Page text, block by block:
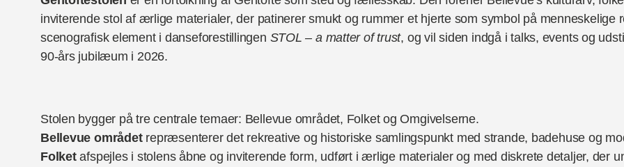
inviterende stol af ærlige materialer, der patinerer smukt og rummer et hjerte som symbol på menneskelige
scenografisk element i danseforestillingen STOL – a matter of trust, og vil siden indgå i talks, events og
90-års jubilæum i 2026.
Stolen bygger på tre centrale temaer: Bellevue området, Folket og Omgivelserne.
Bellevue området repræsenterer det rekreative og historiske samlingspunkt med strande, badehuse og
Folketafspejles i stolens åbne og inviterende form, udført i ærlige materialer og med diskrete detaljer, der